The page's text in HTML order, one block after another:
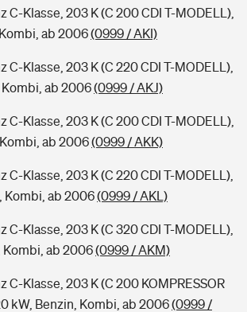
C-Klasse, 203 K (C 200 CDI T-MODELL),
ab 2006(0999 / AKI)
C-Klasse, 203 K (C 220 CDI T-MODELL),
Kombi, ab 2006(0999 / AKJ)
C-Klasse, 203 K (C 200 CDI T-MODELL),
ab 2006(0999 / AKK)
C-Klasse, 203 K (C 220 CDI T-MODELL),
Kombi, ab 2006(0999 / AKL)
C-Klasse, 203 K (C 320 CDI T-MODELL),
Kombi, ab 2006(0999 / AKM)
C-Klasse, 203 K (C 200 KOMPRESSOR
kW, Benzin, Kombi, ab 2006(0999 /